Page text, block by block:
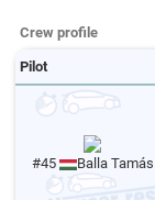
Crew profile
Pilot
#45 Balla Tamás